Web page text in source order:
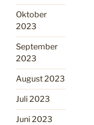
Oktober
2023
September
2023
August 2023
Juli 2023
Juni 2023